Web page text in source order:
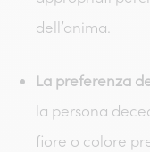
dell’anima.
La preferenza
la persona
fiore o colore